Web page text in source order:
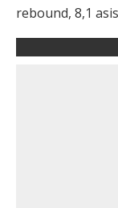
rebound, 8,1